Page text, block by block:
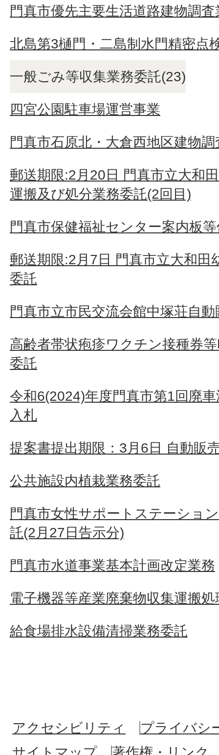
門真市優先主要生活道路建物調
北島第3樋門・二島制水門精密点
一般ごみ等収集業務委託(23)
四宮公園駐車場運営事業
門真市石原北・大倉西地区建物
郵送期限:2月20日 門真市立大和
運搬及び処分業務委託(2回目)
門真市保健福祉センター案内板
郵送期限:2月7日 門真市立大和田
委託
門真市立市民交流会館中塚荘自
高齢者帯状疱疹ワクチン接種券
委託
令和6(2024)年度門真市第1回廃
入札
提案書提出期限：3月6日 自動販
公共施設内植栽業務委託
門真市女性サポートステーショ
託(2月27日告示分)
門真市水道事業基本計画改定業務
電子機器等産業廃棄物収集運搬
給食場排水設備清掃業務委託
アクセシビリティ
プライバシ